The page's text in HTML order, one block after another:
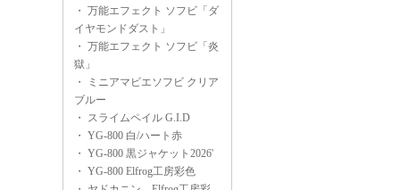
・ 万能エフェクト ソフビ「ダ
イヤモンドダスト」
・ 万能エフェクト ソフビ「炎
獄」
・
ミニアマビエソフビ クリア
ブルー
・ スライムペイル G.I.D
・ YG-800 白/ハート赤
・ YG-800 黒ジャケット2026'
・ YG-800 Elfrog工房彩色